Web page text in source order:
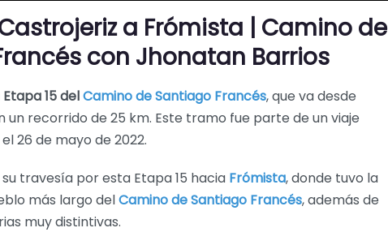
a Frómista | Camino de
con Jhonatan Barrios
Etapa 15 delCamino de Santiago Francés, que va desde
un recorrido de 25 km. Este tramo fue parte de un viaje
26 de mayo de 2022.
travesía por esta Etapa 15 hacia Frómista, donde tuvo la
más largo delCamino de Santiago Francés, además de
muy distintivas.